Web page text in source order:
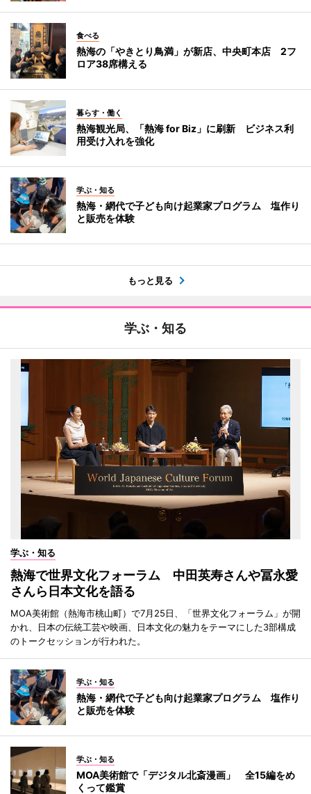
食べる
熱海の「やきとり鳥満」が新店、中央町本店 2フ
ロア38席構える
暮らす・働く
熱海観光局、「熱海 for Biz」に刷新 ビジネス利
用受け入れを強化
学ぶ・知る
熱海・網代で子ども向け起業家プログラム 塩作り
と販売を体験
もっと見る
学ぶ・知る
学ぶ・知る
熱海で世界文化フォーラム 中田英寿さんや冨永愛
さんら日本文化を語る
MOA美術館（熱海市桃山町）で7月25日、「世界文化フォーラム」が開
かれ、日本の伝統工芸や映画、日本文化の魅力をテーマにした3部構成
のトークセッションが行われた。
学ぶ・知る
熱海・網代で子ども向け起業家プログラム 塩作り
と販売を体験
学ぶ・知る
MOA美術館で「デジタル北斎漫画」 全15編をめ
くって鑑賞